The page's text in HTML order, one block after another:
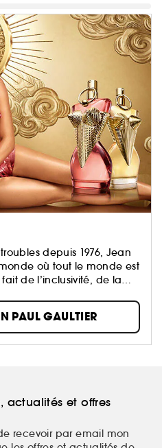
depuis 1976, Jean
où tout le monde est
de l’inclusivité, de la
genres les fondements
PAUL GAULTIER
actualités et offres
recevoir par email mon